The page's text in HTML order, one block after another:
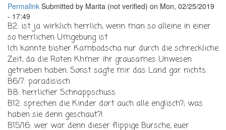
Permalink Submitted by Marita (not verified) on Mon, 02/25/2019
- 17:49
B2: ist ja wirklich herrlich, wenn man so alleine in einer
so herrlichen Umgebung ist
Ich kannte bisher Kambodscha nur durch die schreckliche
Zeit, da die Roten Khmer ihr grausames Unwesen
getrieben haben. Sonst sagte mir das Land gar nichts.
B6/7: paradisisch
B8: herrlicher Schnappschuss
B12: sprechen die Kinder dort auch alle englisch?; was
haben sie denn geschaut?!
B15/16: wer war denn dieser flippige Bursche, euer